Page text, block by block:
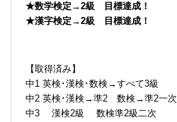
★数学検定→2級 目標達成！
★漢字検定→2級 目標達成！
【取得済み】
中1 英検･漢検･数検→すべて3級
中2 英検･漢検→準2 数検→準2一次
中3 漢検2級 数検準2級二次